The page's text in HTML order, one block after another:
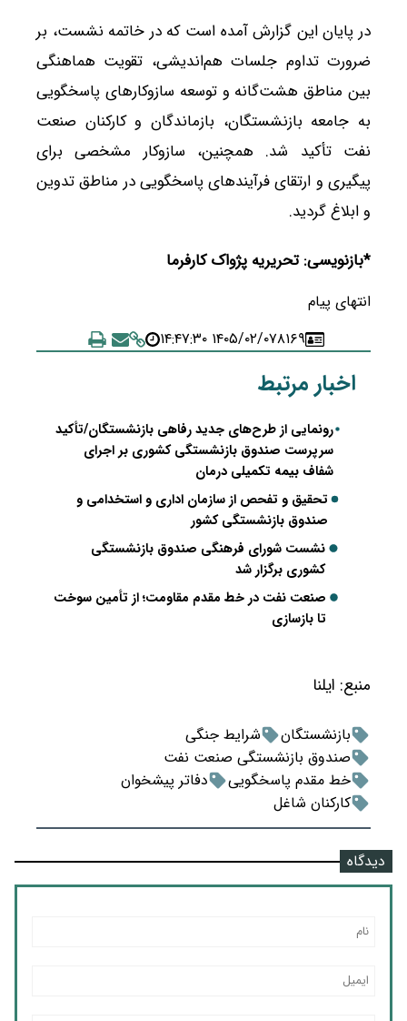
در پایان این گزارش آمده است که در خاتمه نشست، بر
ضرورت تداوم جلسات هم‌اندیشی، تقویت هماهنگی
بین مناطق هشت‌گانه و توسعه سازوکارهای پاسخگویی
به جامعه بازنشستگان، بازماندگان و کارکنان صنعت
نفت تأکید شد. همچنین، سازوکار مشخصی برای
پیگیری و ارتقای فرآیندهای پاسخگویی در مناطق تدوین
و ابلاغ گردید.
*بازنویسی: تحریریه پژواک کارفرما
انتهای پیام
۸۱۶۹۱۴۰۵/۰۲/۰۷ ۱۴:۴۷:۳۰
اخبار مرتبط
رونمایی از طرح‌های جدید رفاهی بازنشستگان/تأکید
سرپرست صندوق بازنشستگی کشوری بر اجرای
شفاف بیمه تکمیلی درمان
تحقیق و تفحص از سازمان اداری و استخدامی و
صندوق بازنشستگی کشور
نشست شورای فرهنگی صندوق بازنشستگی
کشوری برگزار شد
صنعت نفت در خط مقدم مقاومت؛ از تأمین سوخت
تا بازسازی
منبع: ایلنا
بازنشستگان
شرایط جنگی
صندوق بازنشستگی صنعت نفت
خط مقدم پاسخگویی
دفاتر پیشخوان
کارکنان شاغل
دیدگاه